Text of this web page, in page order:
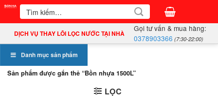
Bỏ
dung
Tìm
kiếm:
DỊCH VỤ THAY LÕI LỌC NƯỚC TẠI NHÀ
Gọi tư vấn & mua hàng:
0378903366 (7:30-22:00)
Danh mục sản phẩm
Sản phẩm được gắn thẻ “Bồn nhựa 1500L”
LỌC